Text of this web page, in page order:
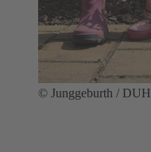
© Junggeburth / DUH